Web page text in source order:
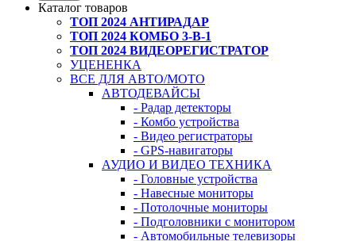
Каталог товаров
ТОП 2024 АНТИРАДАР
ТОП 2024 КОМБО 3-В-1
ТОП 2024 ВИДЕОРЕГИСТРАТОР
УЦЕНЕНКА
ВСЕ ДЛЯ АВТО/МОТО
АВТОДЕВАЙСЫ
- Радар детекторы
- Комбо устройства
- Видео регистраторы
- GPS-навигаторы
АУДИО И ВИДЕО ТЕХНИКА
- Головные устройства
- Навесные мониторы
- Потолочные мониторы
- Подголовники с монитором
- Автомобильные телевизоры